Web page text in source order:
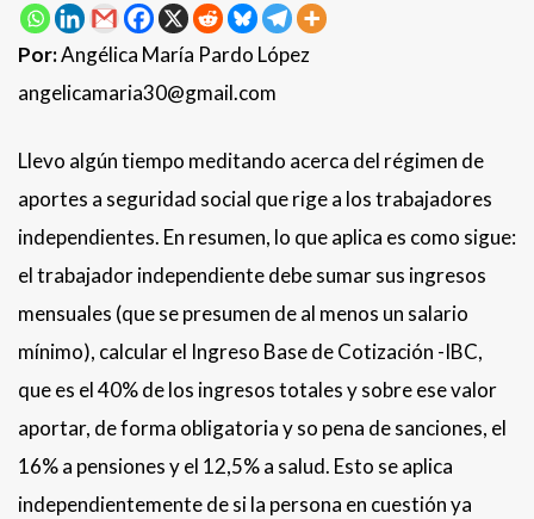
Por:Angélica María Pardo López
angelicamaria30@gmail.com
Llevo algún tiempo meditando acerca del régimen de
aportes a seguridad social que rige a los trabajadores
independientes. En resumen, lo que aplica es como sigue:
el trabajador independiente debe sumar sus ingresos
mensuales (que se presumen de al menos un salario
mínimo), calcular el Ingreso Base de Cotización -IBC,
que es el 40% de los ingresos totales y sobre ese valor
aportar, de forma obligatoria y so pena de sanciones, el
16% a pensiones y el 12,5% a salud. Esto se aplica
independientemente de si la persona en cuestión ya